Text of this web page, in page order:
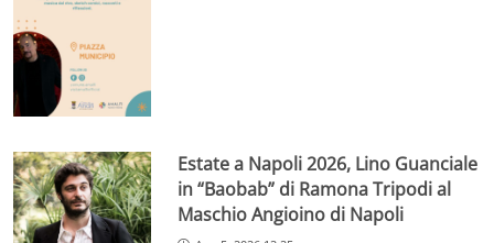
Estate a Napoli 2026, Lino Guanciale
in “Baobab” di Ramona Tripodi al
Maschio Angioino di Napoli